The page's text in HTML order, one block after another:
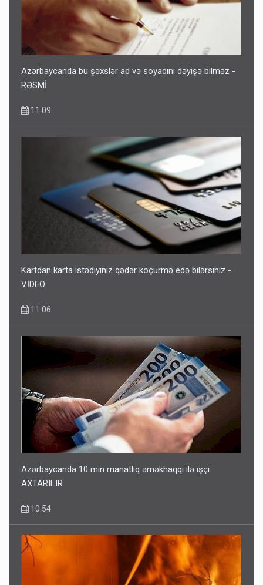
Azərbaycanda bu şəxslər ad və soyadını dəyişə bilməz -
RƏSMİ
11:09
Kartdan karta istədiyiniz qədər köçürmə edə bilərsiniz -
VİDEO
11:06
Azərbaycanda 10 min manatlıq əməkhaqqı ilə işçi
AXTARILIR
10:54